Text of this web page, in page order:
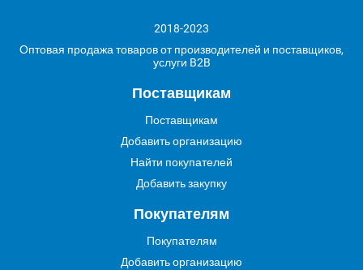
2018-2023
Оптовая продажа товаров от производителей и поставщиков,
услуги B2B
Поставщикам
Поставщикам
Добавить организацию
Найти покупателей
Добавить закупку
Покупателям
Покупателям
Добавить организацию